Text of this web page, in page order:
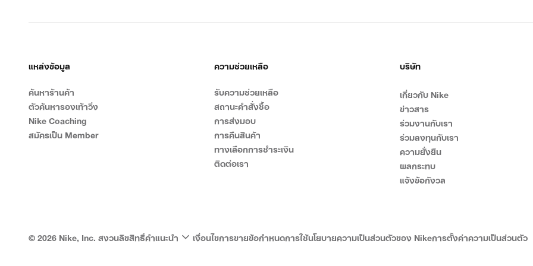
แหล่งข้อมูล
ค้นหาร้านค้า
ตัวค้นหารองเท้าวิ่ง
Nike Coaching
สมัครเป็น Member
ความช่วยเหลือ
รับความช่วยเหลือ
สถานะคำสั่งซื้อ
การส่งมอบ
การคืนสินค้า
ทางเลือกการชำระเงิน
ติดต่อเรา
บริษัท
เกี่ยวกับ Nike
ข่าวสาร
ร่วมงานกับเรา
ร่วมลงทุนกับเรา
ความยั่งยืน
ผลกระทบ
แจ้งข้อกังวล
©2026Nike, Inc. สงวนลิขสิทธิ์คำแนะนำ เงื่อนไขการขายข้อกำหนดการใช้นโยบายความเป็นส่วนตัวของ Nikeการตั้งค่าความเป็นส่วนตัว